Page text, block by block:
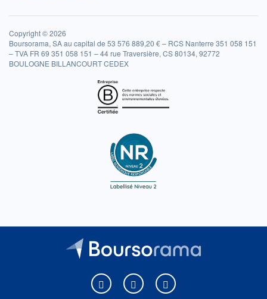
Copyright © 2026
Boursorama, SA au capital de 53 576 889,20 € – RCS Nanterre 351 058 151
– TVA FR 69 351 058 151 – 44 rue Traversière, CS 80134, 92772
BOULOGNE BILLANCOURT CEDEX
Boursorama sur Facebook
Boursorama sur XBoursorama sur